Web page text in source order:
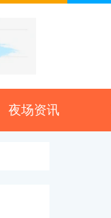
夜场资讯